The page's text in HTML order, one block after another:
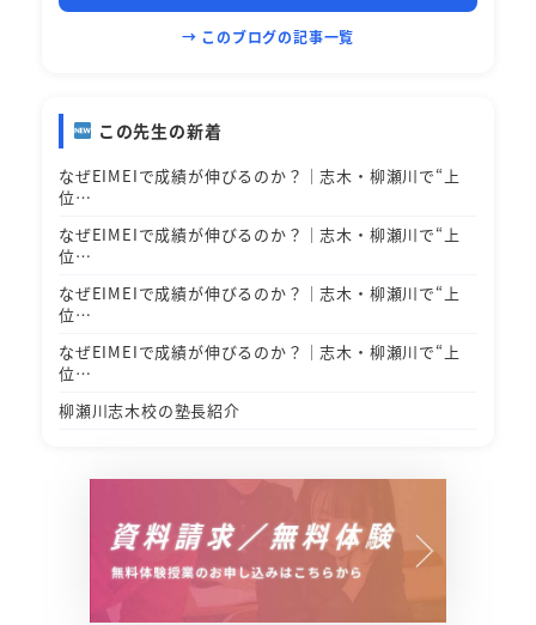
→ このブログの記事一覧
この先生の新着
なぜEIMEIで成績が伸びるのか？｜志木・柳瀬川で“上
位…
なぜEIMEIで成績が伸びるのか？｜志木・柳瀬川で“上
位…
なぜEIMEIで成績が伸びるのか？｜志木・柳瀬川で“上
位…
なぜEIMEIで成績が伸びるのか？｜志木・柳瀬川で“上
位…
柳瀬川志木校の塾長紹介